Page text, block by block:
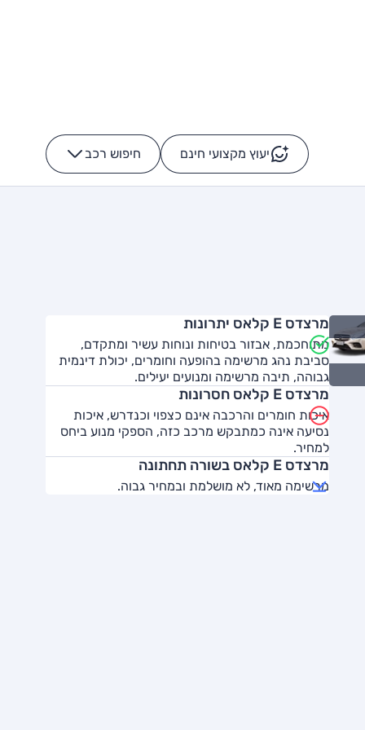
יעוץ מקצועי חינם חיפוש רכב -
מרצדס E קלאס יתרונות
מתוחכמת, אבזור בטיחות ונוחות עשיר ומתקדם,
סביבת נהג מרשימה בהופעה וחומרים, יכולת דינמית
גבוהה, תיבה מרשימה ומנועים יעילים.
מרצדס E קלאס חסרונות
איכות חומרים והרכבה אינם כצפוי וכנדרש, איכות
נסיעה אינה כמתבקש מרכב כזה, הספקי מנוע ביחס
למחיר.
מרצדס E קלאס בשורה תחתונה
מרשימה מאוד, לא מושלמת ובמחיר גבוה.